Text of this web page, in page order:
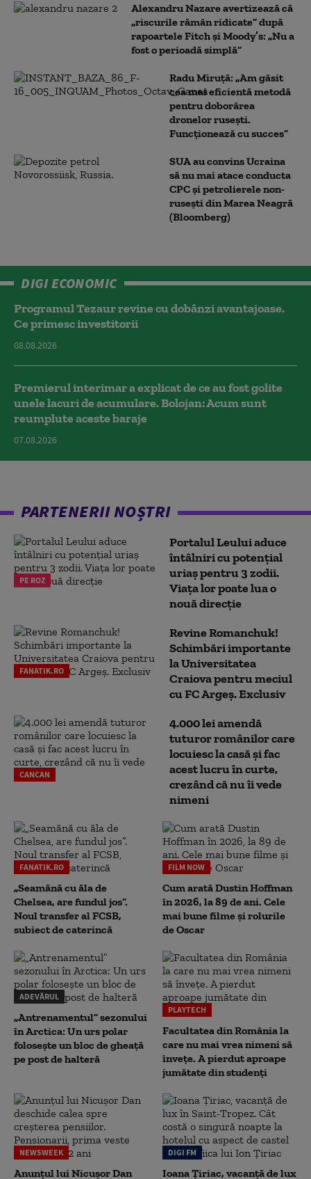
Alexandru Nazare avertizează că
„riscurile rămân ridicate” după
rapoartele Fitch și Moody’s: „Nu a
fost o perioadă simplă”
Radu Miruță: „Am găsit
cea mai eficientă metodă
pentru doborârea
dronelor rusești.
Funcționează cu succes”
SUA au convins Ucraina
să nu mai atace conducta
CPC şi petrolierele non-
ruseşti din Marea Neagră
(Bloomberg)
DIGI ECONOMIC
Programul Tezaur revine cu dobânzi avantajoase.
Ce primesc investitorii
08.08.2026
Premierul interimar a explicat de ce au fost golite
unele lacuri de acumulare. Bolojan: Acum sunt
reumplute aceste baraje
07.08.2026
PARTENERII NOȘTRI
PE ROZ
Portalul Leului aduce
întâlniri cu potențial
uriaș pentru 3 zodii.
Viața lor poate lua o
nouă direcție
FANATIK.RO
Revine Romanchuk!
Schimbări importante
la Universitatea
Craiova pentru meciul
cu FC Argeş. Exclusiv
CANCAN
4.000 lei amendă
tuturor românilor care
locuiesc la casă și fac
acest lucru în curte,
crezând că nu îi vede
nimeni
FANATIK.RO
„Seamănă cu ăla de
Chelsea, are fundul jos”.
Noul transfer al FCSB,
subiect de caterincă
FILM NOW
Cum arată Dustin Hoffman
în 2026, la 89 de ani. Cele
mai bune filme și rolurile
de Oscar
ADEVĂRUL
„Antrenamentul” sezonului
în Arctica: Un urs polar
folosește un bloc de gheață
pe post de halteră
PLAYTECH
Facultatea din România la
care nu mai vrea nimeni să
înveţe. A pierdut aproape
jumătate din studenţi
NEWSWEEK
Anunțul lui Nicușor Dan
DIGI FM
Ioana Țiriac, vacanță de lux